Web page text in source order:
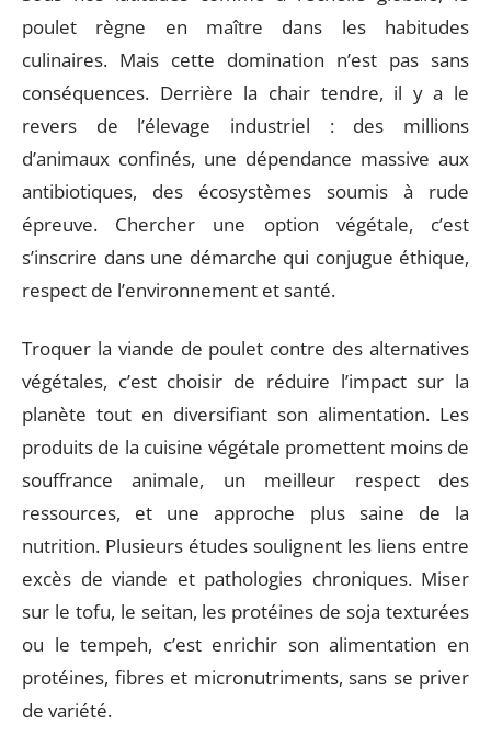
poulet règne en maître dans les habitudes
culinaires. Mais cette domination n’est pas sans
conséquences. Derrière la chair tendre, il y a le
revers de l’élevage industriel : des millions
d’animaux confinés, une dépendance massive aux
antibiotiques, des écosystèmes soumis à rude
épreuve. Chercher une option végétale, c’est
s’inscrire dans une démarche qui conjugue éthique,
respect de l’environnement et santé.
Troquer la viande de poulet contre des alternatives
végétales, c’est choisir de réduire l’impact sur la
planète tout en diversifiant son alimentation. Les
produits de la cuisine végétale promettent moins de
souffrance animale, un meilleur respect des
ressources, et une approche plus saine de la
nutrition. Plusieurs études soulignent les liens entre
excès de viande et pathologies chroniques. Miser
sur le tofu, le seitan, les protéines de soja texturées
ou le tempeh, c’est enrichir son alimentation en
protéines, fibres et micronutriments, sans se priver
de variété.